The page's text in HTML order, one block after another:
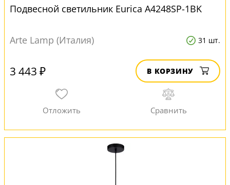
Подвесной светильник Eurica A4248SP-1BK
Arte Lamp (Италия) 31 шт.
3 443 ₽ В КОРЗИНУ